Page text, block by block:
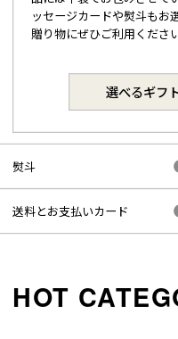
ッセージカードや熨斗もお
贈り物にぜひご利用ください
選べるギフ
熨斗
送料とお支払いカード